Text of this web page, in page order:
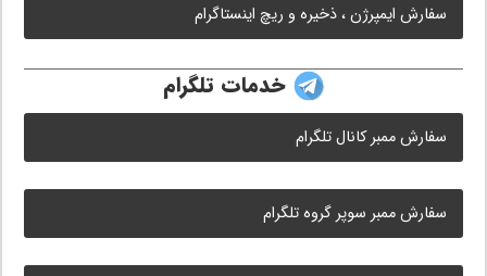
سفارش ایمپرژن ، ذخیره و ریچ اینستاگرام
خدمات تلگرام
سفارش ممبر کانال تلگرام
سفارش ممبر سوپر گروه تلگرام